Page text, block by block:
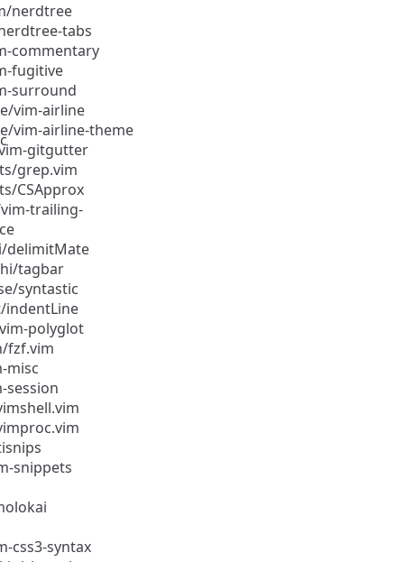
nerdtree
tabs
commentary
fugitive
surround
vim-airline
vim-airline-theme
gitgutter
grep.vim
CSApprox
trailing-
delimitMate
tagbar
syntastic
indentLine
polyglot
fzf.vim
misc
session
snippets
css3-syntax